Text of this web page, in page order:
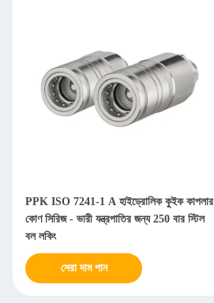
PPK ISO 7241-1 A হাইড্রোলিক কুইক কাপলার
কোণ সিরিজ - ভারী যন্ত্রপাতির জন্য 250 বার স্টিল
বল লকিং
সেরা দাম পান